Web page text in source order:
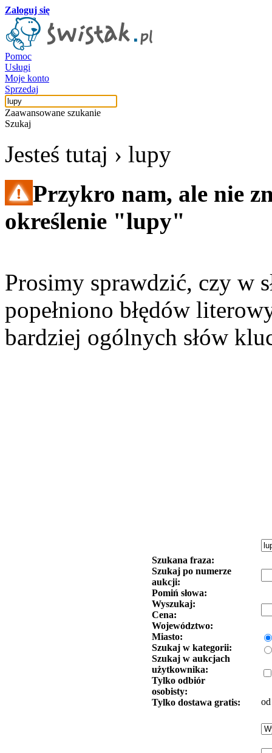
Zaloguj się
Pomoc
Usługi
Moje konto
Sprzedaj
Zaawansowane szukanie
Szukaj
Jesteś tutaj › lupy
Przykro nam, ale nie
określenie "lupy"
Prosimy sprawdzić, czy w
popełniono błędów
bardziej ogólnych słów
Szukana fraza:
Szukaj po numerze
aukcji:
Pomiń słowa:
Wyszukaj:
Cena:
Województwo:
Miasto:
Szukaj w kategorii:
Szukaj w aukcjach
użytkownika:
Tylko odbiór
osobisty:
Tylko dostawa gratis:
od